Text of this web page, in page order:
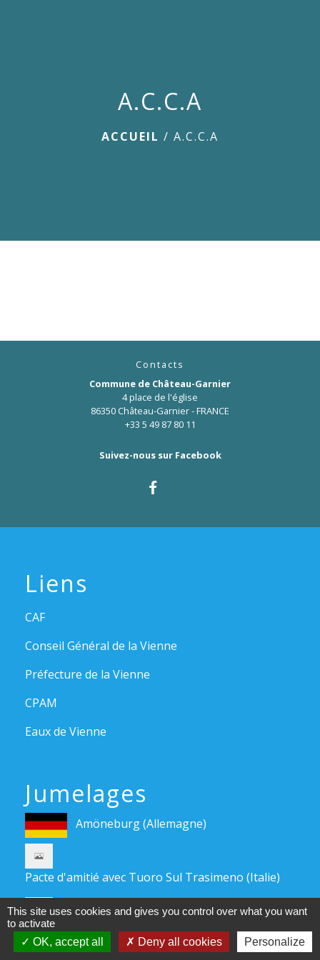
A.C.C.A
ACCUEIL / A.C.C.A
Contacts
Commune de Château-Garnier
4 place de l'église
86350 Château-Garnier - FRANCE
+33 5 49 87 80 11
Suivez-nous sur Facebook
Liens
CAF
Conseil Général de la Vienne
Préfecture de la Vienne
CPAM
Eaux de Vienne
Jumelages
Amöneburg (Allemagne)
Pacte d'amitié avec Tuoro Sul Trasimeno (Italie)
Pacte d'amitié avec Tragwein (Autriche)
Mentions légales - Politique de confidentialité -
This site uses cookies and gives you control over what you want
to activate
OK, accept all
Deny all cookies Personalize